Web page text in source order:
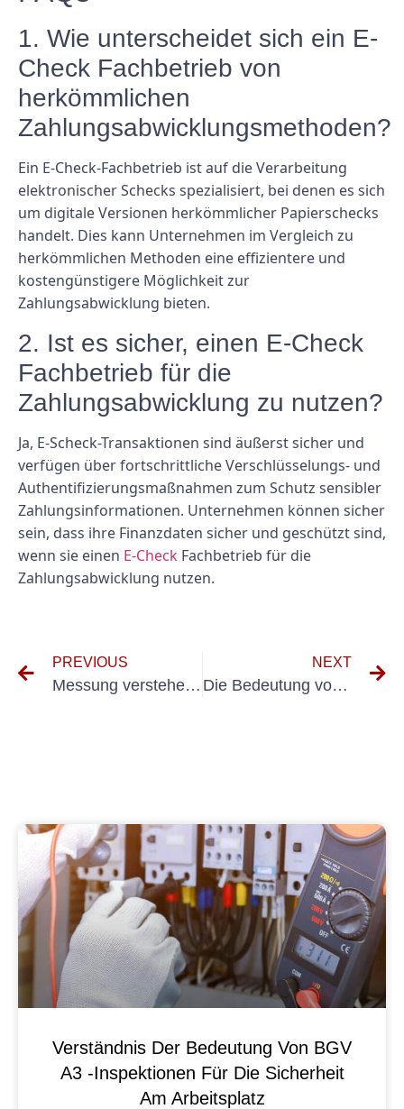
1. Wie unterscheidet sich ein E-
Check Fachbetrieb von
herkömmlichen
Zahlungsabwicklungsmethoden?
Ein E-Check-Fachbetrieb ist auf die Verarbeitung
elektronischer Schecks spezialisiert, bei denen es sich
um digitale Versionen herkömmlicher Papierschecks
handelt. Dies kann Unternehmen im Vergleich zu
herkömmlichen Methoden eine effizientere und
kostengünstigere Möglichkeit zur
Zahlungsabwicklung bieten.
2. Ist es sicher, einen E-Check
Fachbetrieb für die
Zahlungsabwicklung zu nutzen?
Ja, E-Scheck-Transaktionen sind äußerst sicher und
verfügen über fortschrittliche Verschlüsselungs- und
Authentifizierungsmaßnahmen zum Schutz sensibler
Zahlungsinformationen. Unternehmen können sicher
sein, dass ihre Finanzdaten sicher und geschützt sind,
wenn sie einen E-Check Fachbetrieb für die
Zahlungsabwicklung nutzen.
PREVIOUS
Messung verstehen DIN VDE 0100 Teil 600: Wesentliche Anforderungen und Richtlinien
NEXT
Die Bedeutung von 57 BGV D29 für die Arbeitssicherheit verstehen
Verständnis Der Bedeutung Von BGV
A3 -Inspektionen Für Die Sicherheit
Am Arbeitsplatz